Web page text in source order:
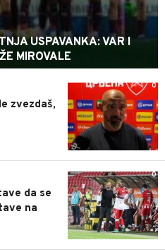
USPAVANKA: VAR I
MIROVALE
0
zvezdaš,
0
da se
na